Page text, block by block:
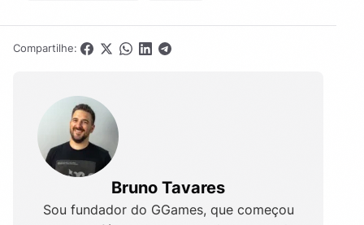
Compartilhe:
Bruno Tavares
Sou fundador do GGames, que começou